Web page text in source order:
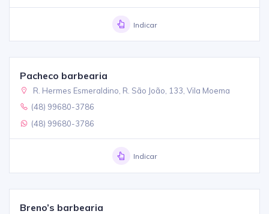
Indicar
Pacheco barbearia
R. Hermes Esmeraldino, R. São João, 133, Vila Moema
(48) 99680-3786
(48) 99680-3786
Indicar
Breno’s barbearia